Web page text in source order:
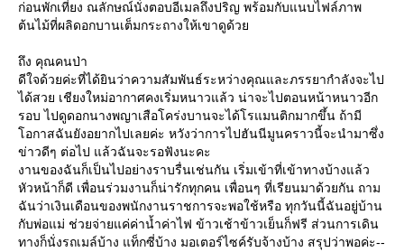
ก่อนพักเที่ยง ณลักษณ์นั่งตอบอีเมลถึงปริญ พร้อมกับแนบไฟล์ภาพ
ต้นไม้ที่ผลิดอกบานเต็มกระถางให้เขาดูด้ว
ถึง คุณคนป่า
ดีใจด้วยค่ะที่ได้ยินว่าความสัมพันธ์ระหว่างคุณและภรรยากำลังจะไป
ได้สวย เชียงใหม่อากาศคงเริ่มหนาวแล้ว น่าจะไปตอนหน้าหนาวอีก
รอบ ไปดูดอกนางพญาเสือโคร่งบานจะได้โรแมนติกมากขึ้น ถ้ามี
อกาสฉันยังอยากไปเลยค่ะ หวังว่าการไปฮันนีมูนคราวนี้จะนำมาซึ่ง
ข่าวดีๆ ต่อไป แล้วฉันจะรอฟังนะคะ
งานของฉันก็เป็นไปอย่างราบรื่นเช่นกัน เริ่มเข้าที่เข้าทางบ้างแล้ว
หัวหน้าก็ดี เพื่อนร่วมงานก็น่ารักทุกคน เพื่อนๆ ที่เรียนมาด้วยกัน ถาม
ฉันว่าเงินเดือนของพนักงานราชการจะพอใช้หรือ ทุกวันนี้ฉันอยู่บ้าน
กับพ่อแม่ ช่วยจ่ายแค่ค่าน้ำค่าไฟ ข้าวเช้าข้าวเย็นก็ฟรี ส่วนการเดิน
ทางก็นั่งรถเมล์บ้าง แท็กซี่บ้าง มอเตอร์ไซค์รับจ้างบ้าง สรุปว่าพอค่ะ--